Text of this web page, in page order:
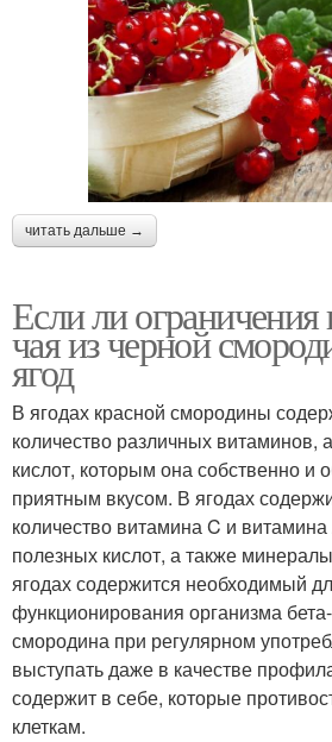
читать дальше →
Если ли
чая из черной
ягод
В ягодах красной смородины
количество различных витаминов,
кислот, которым она собственно и
приятным вкусом. В ягодах
количество витамина C и
полезных кислот, а также
ягодах содержится необходимый
функционирования организма
смородина при регулярном
выступать даже в качестве
содержит в себе, которые
клеткам.